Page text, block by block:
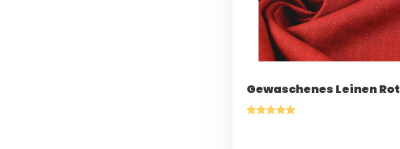
Gewaschenes Leinen Rot